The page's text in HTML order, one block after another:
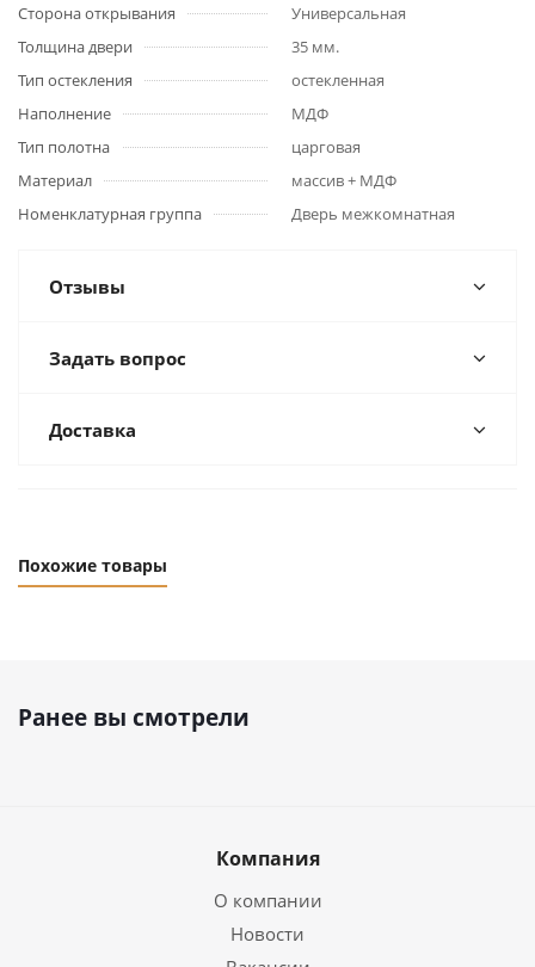
Сторона открывания
Универсальная
Толщина двери
35 мм.
Тип остекления
остекленная
Наполнение
МДФ
Тип полотна
царговая
Материал
массив + МДФ
Номенклатурная группа
Дверь межкомнатная
Отзывы
Задать вопрос
Доставка
Похожие товары
Ранее вы смотрели
Компания
О компании
Новости